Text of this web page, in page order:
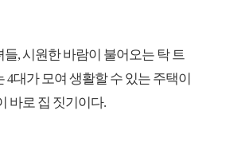
, 시원한 바람이 불어오는 탁 트
대가 모여 생활할 수 있는 주택이
바로 집 짓기이다.